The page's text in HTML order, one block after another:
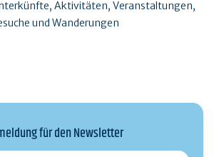
Aktivitäten, Veranstaltungen,
und Wanderungen
für den Newsletter